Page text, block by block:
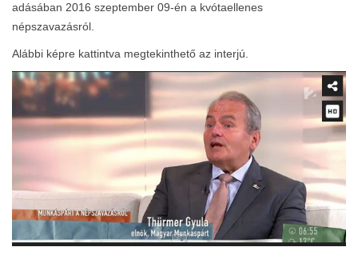
adásában 2016 szeptember 09-én a kvótaellenes
népszavazásról.
Alábbi képre kattintva megtekinthető az interjú.